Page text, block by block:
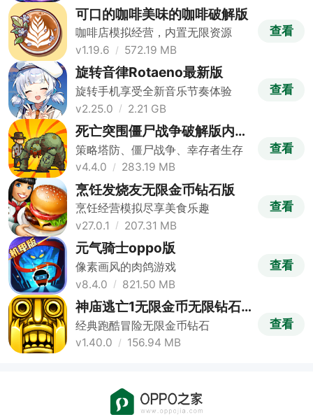
可口的咖啡美味的咖啡破解版
咖啡店模拟经营，内置无限资源
v1.19.6
572.19 MB
查看
旋转音律Rotaeno最新版
旋转手机享受全新音乐节奏体验
v2.25.0
2.21 GB
查看
死亡突围僵尸战争破解版内置
修改器版
策略塔防、僵尸战争、幸存者生存
v4.4.0
283.19 MB
查看
烹饪发烧友无限金币钻石版
烹饪经营模拟尽享美食乐趣
v27.0.1
207.31 MB
查看
元气骑士oppo版
像素画风的肉鸽游戏
v8.4.0
821.50 MB
查看
神庙逃亡1无限金币无限钻石
版
经典跑酷冒险无限金币钻石
v1.40.0
156.94 MB
查看